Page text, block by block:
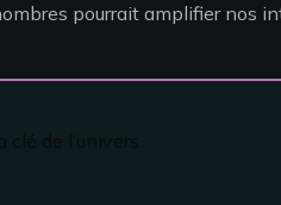
pourrait amplifier